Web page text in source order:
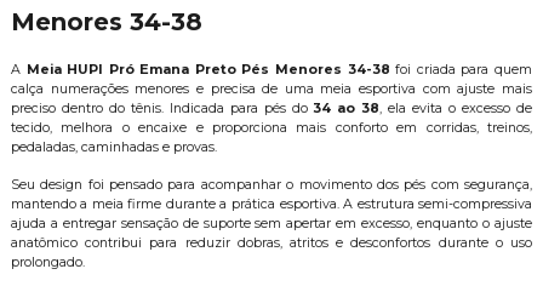
Menores 34-38
A Meia HUPI Pró Emana Preto Pés Menores 34-38 foi criada para quem
calça numerações menores e precisa de uma meia esportiva com ajuste mais
preciso dentro do tênis. Indicada para pés do 34 ao 38, ela evita o excesso de
tecido, melhora o encaixe e proporciona mais conforto em corridas, treinos,
pedaladas, caminhadas e provas.
Seu design foi pensado para acompanhar o movimento dos pés com segurança,
mantendo a meia firme durante a prática esportiva. A estrutura semi-compressiva
ajuda a entregar sensação de suporte sem apertar em excesso, enquanto o ajuste
anatômico contribui para reduzir dobras, atritos e desconfortos durante o uso
prolongado.